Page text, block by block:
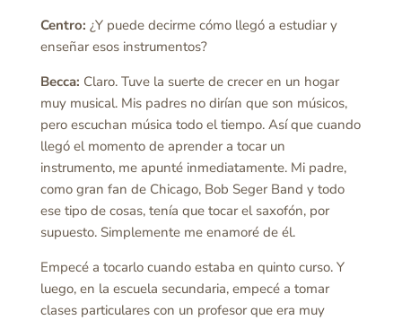
Centro: ¿Y puede decirme cómo llegó a estudiar y
enseñar esos instrumentos?
Becca: Claro. Tuve la suerte de crecer en un hogar
muy musical. Mis padres no dirían que son músicos,
pero escuchan música todo el tiempo. Así que cuando
llegó el momento de aprender a tocar un
instrumento, me apunté inmediatamente. Mi padre,
como gran fan de Chicago, Bob Seger Band y todo
ese tipo de cosas, tenía que tocar el saxofón, por
supuesto. Simplemente me enamoré de él.
Empecé a tocarlo cuando estaba en quinto curso. Y
luego, en la escuela secundaria, empecé a tomar
clases particulares con un profesor que era muy